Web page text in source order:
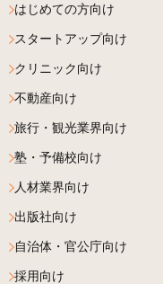
はじめての方向け
スタートアップ向け
クリニック向け
不動産向け
旅行・観光業界向け
塾・予備校向け
人材業界向け
出版社向け
自治体・官公庁向け
採用向け